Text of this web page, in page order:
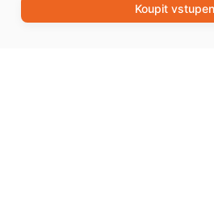
Koupit